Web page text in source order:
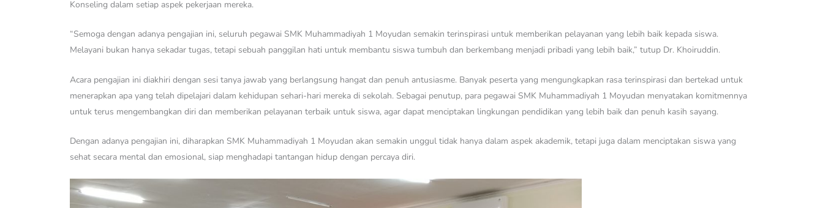
Konseling dalam setiap aspek pekerjaan mereka.
“Semoga dengan adanya pengajian ini, seluruh pegawai SMK Muhammadiyah 1 Moyudan semakin terinspirasi untuk memberikan pelayanan yang lebih baik kepada siswa.
Melayani bukan hanya sekadar tugas, tetapi sebuah panggilan hati untuk membantu siswa tumbuh dan berkembang menjadi pribadi yang lebih baik,” tutup Dr. Khoiruddin.
Acara pengajian ini diakhiri dengan sesi tanya jawab yang berlangsung hangat dan penuh antusiasme. Banyak peserta yang mengungkapkan rasa terinspirasi dan bertekad untuk
menerapkan apa yang telah dipelajari dalam kehidupan sehari-hari mereka di sekolah. Sebagai penutup, para pegawai SMK Muhammadiyah 1 Moyudan menyatakan komitmennya
untuk terus mengembangkan diri dan memberikan pelayanan terbaik untuk siswa, agar dapat menciptakan lingkungan pendidikan yang lebih baik dan penuh kasih sayang.
Dengan adanya pengajian ini, diharapkan SMK Muhammadiyah 1 Moyudan akan semakin unggul tidak hanya dalam aspek akademik, tetapi juga dalam menciptakan siswa yang
sehat secara mental dan emosional, siap menghadapi tantangan hidup dengan percaya diri.